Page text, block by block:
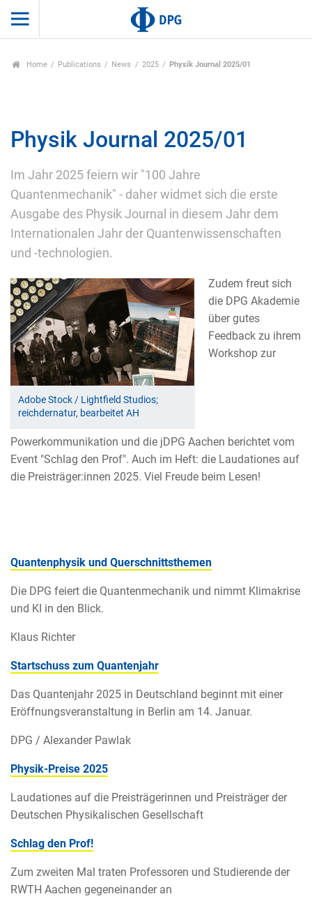
Home Publications News 2025 Physik Journal 2025/01
Physik Journal 2025/01
Im Jahr 2025 feiern wir "100 Jahre
Quantenmechanik" - daher widmet sich die erste
Ausgabe des Physik Journal in diesem Jahr dem
Internationalen Jahr der Quantenwissenschaften
und -technologien.
Adobe Stock / Lightfield Studios;
reichdernatur, bearbeitet AH
Zudem freut sich
die DPG Akademie
über gutes
Feedback zu ihrem
Workshop zur
Powerkommunikation und die jDPG Aachen berichtet vom
Event "Schlag den Prof". Auch im Heft: die Laudationes auf
die Preisträger:innen 2025. Viel Freude beim Lesen!
Quantenphysik und Querschnittsthemen
Die DPG feiert die Quantenmechanik und nimmt Klimakrise
und KI in den Blick.
Klaus Richter
Startschuss zum Quantenjahr
Das Quantenjahr 2025 in Deutschland beginnt mit einer
Eröffnungsveranstaltung in Berlin am 14. Januar.
DPG / Alexander Pawlak
Physik-Preise 2025
Laudationes auf die Preisträgerinnen und Preisträger der
Deutschen Physikalischen Gesellschaft
Schlag den Prof!
Zum zweiten Mal traten Professoren und Studierende der
RWTH Aachen gegeneinander an